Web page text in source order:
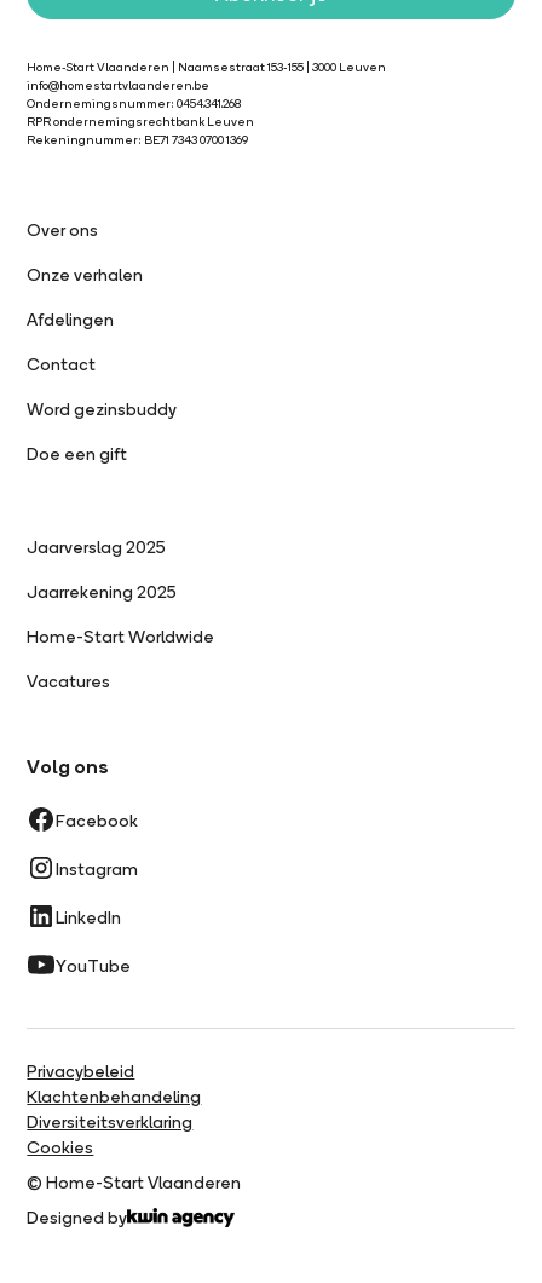
Home-Start Vlaanderen | Naamsestraat 153-155 | 3000 Leuven
info@homestartvlaanderen.be
Ondernemingsnummer: 0454.341.268
RPR ondernemingsrechtbank Leuven
Rekeningnummer: BE71 7343 0700 1369
Over ons
Onze verhalen
Afdelingen
Contact
Word gezinsbuddy
Doe een gift
Jaarverslag 2025
Jaarrekening 2025
Home-Start Worldwide
Vacatures
Volg ons
Facebook
Instagram
LinkedIn
YouTube
© Home-Start Vlaanderen
Designed by
Privacybeleid
Klachtenbehandeling
Diversiteitsverklaring
Cookies